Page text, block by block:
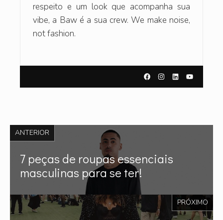
respeito e um look que acompanha sua
vibe, a Baw é a sua crew. We make noise,
not fashion.
ANTERIOR
7 peças de roupas essenciais
masculinas para se ter!
PRÓXIMO